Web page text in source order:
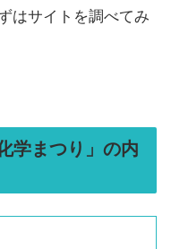
はサイトを調べてみ
学まつり」の内